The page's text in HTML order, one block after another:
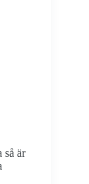
så är